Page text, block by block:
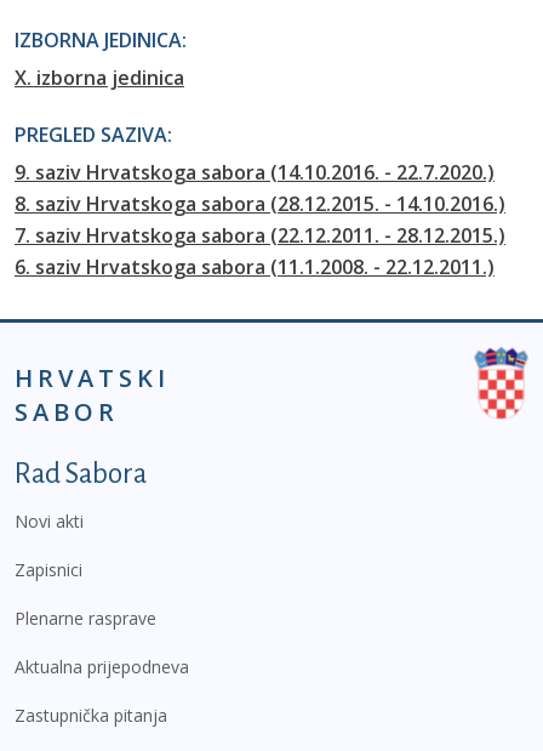
IZBORNA JEDINICA:
X. izborna jedinica
PREGLED SAZIVA:
9. saziv Hrvatskoga sabora (14.10.2016. - 22.7.2020.)
8. saziv Hrvatskoga sabora (28.12.2015. - 14.10.2016.)
7. saziv Hrvatskoga sabora (22.12.2011. - 28.12.2015.)
6. saziv Hrvatskoga sabora (11.1.2008. - 22.12.2011.)
HRVATSKI
SABOR
Podnožje prvi izbornik
Rad Sabora
Novi akti
Zapisnici
Plenarne rasprave
Aktualna prijepodneva
Zastupnička pitanja